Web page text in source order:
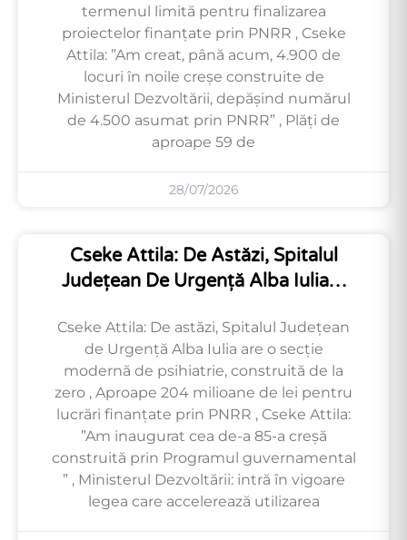
termenul limită pentru finalizarea
proiectelor finanțate prin PNRR , Cseke
Attila: ”Am creat, până acum, 4.900 de
locuri în noile creșe construite de
Ministerul Dezvoltării, depășind numărul
de 4.500 asumat prin PNRR” , Plăți de
aproape 59 de
28/07/2026
Cseke Attila: De Astăzi, Spitalul
Județean De Urgență Alba Iulia…
Cseke Attila: De astăzi, Spitalul Județean
de Urgență Alba Iulia are o secție
modernă de psihiatrie, construită de la
zero , Aproape 204 milioane de lei pentru
lucrări finanțate prin PNRR , Cseke Attila:
”Am inaugurat cea de-a 85-a creșă
construită prin Programul guvernamental
” , Ministerul Dezvoltării: intră în vigoare
legea care accelerează utilizarea